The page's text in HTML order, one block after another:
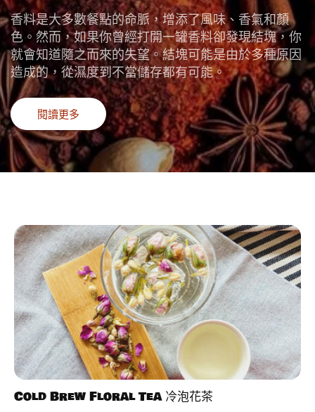
香料是大多數餐點的命脈，增添了風味、香氣和顏
色。然而，如果你曾經打開一罐香料卻發現結塊，你
就會知道隨之而來的失望。結塊可能是由於多種原因
造成的，從濕度到不當儲存都有可能。
閱讀更多
Cold Brew Floral Tea 冷泡花茶